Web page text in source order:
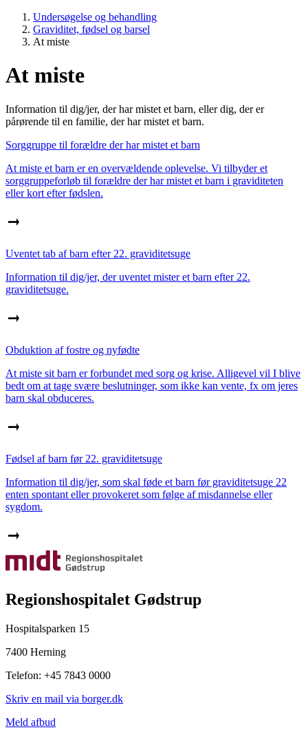
Undersøgelse og behandling
Graviditet, fødsel og barsel
At miste
At miste
Information til dig/jer, der har mistet et barn, eller dig, der er
pårørende til en familie, der har mistet et barn.
Sorggruppe til forældre der har mistet et barn
At miste et barn er en overvældende oplevelse. Vi tilbyder et
sorggruppeforløb til forældre der har mistet et barn i graviditeten
eller kort efter fødslen.
Uventet tab af barn efter 22. graviditetsuge
Information til dig/jer, der uventet mister et barn efter 22.
graviditetsuge.
Obduktion af fostre og nyfødte
At miste sit barn er forbundet med sorg og krise. Alligevel vil I blive
bedt om at tage svære beslutninger, som ikke kan vente, fx om jeres
barn skal obduceres.
Fødsel af barn før 22. graviditetsuge
Information til dig/jer, som skal føde et barn før graviditetsuge 22
enten spontant eller provokeret som følge af misdannelse eller
sygdom.
Regionshospitalet Gødstrup
Hospitalsparken 15
7400 Herning
Telefon: +45 7843 0000
Skriv en mail via borger.dk
Meld afbud